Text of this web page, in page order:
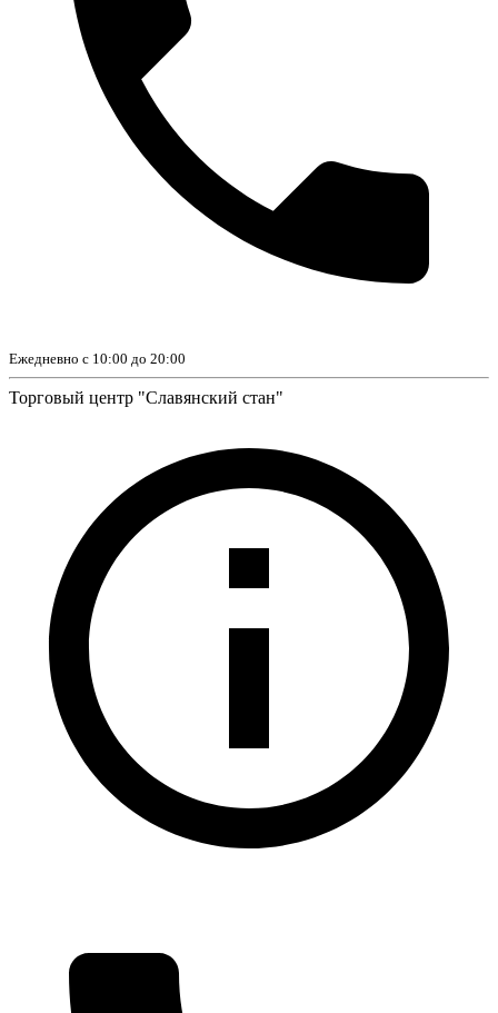
Ежедневно с 10:00 до 20:00
Торговый центр "Славянский стан"